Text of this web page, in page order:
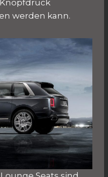
werden kann.